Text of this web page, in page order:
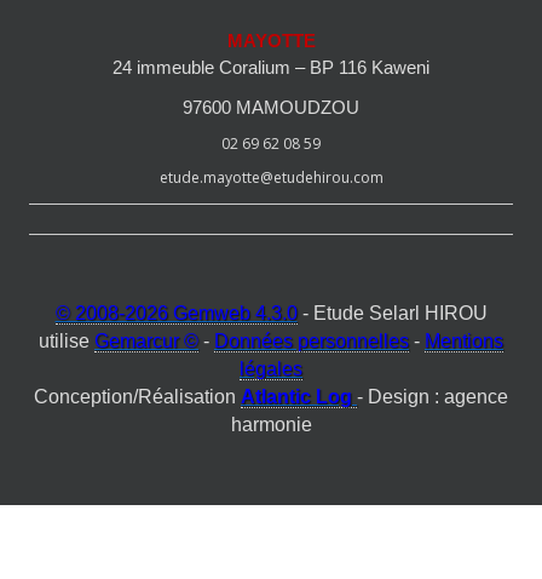
MAYOTTE
24 immeuble Coralium – BP 116 Kaweni
97600 MAMOUDZOU
02 69 62 08 59
etude.mayotte@etudehirou.com
© 2008-2026 Gemweb 4.3.0- Etude Selarl HIROU
utilise Gemarcur © - Données personnelles - Mentions
légales
Conception/Réalisation Atlantic Log - Design : agence
harmonie